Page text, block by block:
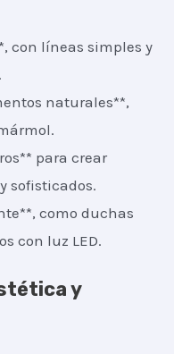
con líneas simples y
naturales**,
para crear
sofisticados.
como duchas
con luz LED.
y